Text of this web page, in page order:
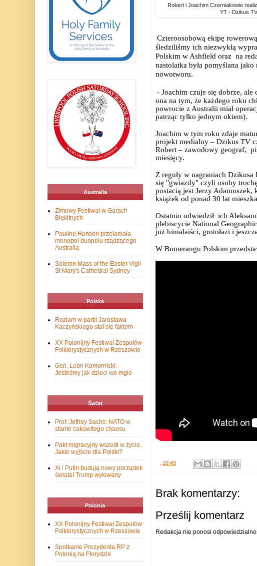
Robert i Joachim Czerniakowie
YT - Dzikus TV
Czteroosobową ekipę
śledziliśmy ich niezwykłą
Polskim w Ashfield oraz na
nastolatka była pomyślana
nowotworu.
- Joachim czuje się dobrze, ale
ona na tym, że każdego roku
powrocie z Australii miał
patrząc tylko jednym okiem).
Joachim w tym roku zdaje
projekt medialny – Dzikus TV
Robert – zawodowy geograf,
miesięcy.
Z reguły w nagraniach Dzikusa
się "gwiazdy" czyli osoby
postacią jest Jerzy
książek od ponad 30 lat
Ostatnio odwiedziłich
plebiscycie National
już himalaiści, grotołazi i
W Bumerangu Polskim
. 19:43
Brak komentarzy:
Prześlij komentarz
Redakcja nie ponosi
Australia
Zimowy Festiwal w Górach
Błękitnych
Pauline Hanson przełamała
monopol duopolu rządzącego
Australią
Solemn Mass of the Easter Vigil
St Mary's Cathedral Sydney
Polska
Rozłam w partii Jarosława
Kaczyńskiego stał się faktem
XX Polonijny Festiwal Zespołów
Folklorystycznych w Rzeszowie
Gen. Leon Komornicki:
Jesteśmy jak dzieci we mgle
Świat
Prof. Jeffrey Sachs: NATO w
stanie cakowitego chaosu
Pakt migracyjny wszedł w życie.
Jakie wyjście dla Polski?
Xi i Putin budują nowy porządek
świata! Trump wykiwany
Polonia
XX Polonijny Festiwal Zespołów
Folklorystycznych w Rzeszowie
Spotkanie Prezydenta RP z
Polonią na Florydzie